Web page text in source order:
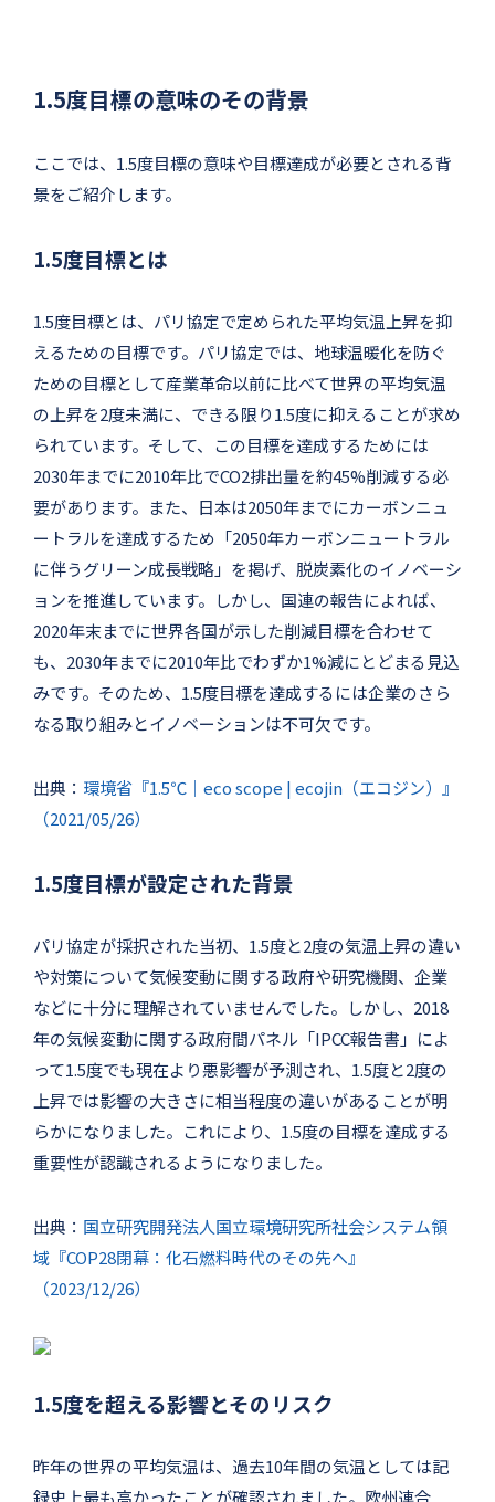
1.5度目標の意味のその背景
ここでは、1.5度目標の意味や目標達成が必要とされる背
景をご紹介します。
1.5度目標とは
1.5度目標とは、パリ協定で定められた平均気温上昇を抑
えるための目標です。パリ協定では、地球温暖化を防ぐ
ための目標として産業革命以前に比べて世界の平均気温
の上昇を2度未満に、できる限り1.5度に抑えることが求め
られています。そして、この目標を達成するためには
2030年までに2010年比でCO2排出量を約45%削減する必
要があります。また、日本は2050年までにカーボンニュ
ートラルを達成するため「2050年カーボンニュートラル
に伴うグリーン成長戦略」を掲げ、脱炭素化のイノベーシ
ョンを推進しています。しかし、国連の報告によれば、
2020年末までに世界各国が示した削減目標を合わせて
も、2030年までに2010年比でわずか1%減にとどまる見込
みです。そのため、1.5度目標を達成するには企業のさら
なる取り組みとイノベーションは不可欠です。
出典： 環境省『1.5℃｜eco scope | ecojin（エコジン）』
（2021/05/26）
1.5度目標が設定された背景
パリ協定が採択された当初、1.5度と2度の気温上昇の違い
や対策について気候変動に関する政府や研究機関、企業
などに十分に理解されていませんでした。しかし、2018
年の気候変動に関する政府間パネル「IPCC報告書」によ
って1.5度でも現在より悪影響が予測され、1.5度と2度の
上昇では影響の大きさに相当程度の違いがあることが明
らかになりました。これにより、1.5度の目標を達成する
重要性が認識されるようになりました。
出典： 国立研究開発法人国立環境研究所社会システム領
域『COP28閉幕：化石燃料時代のその先へ』
（2023/12/26）
1.5度を超える影響とそのリスク
昨年の世界の平均気温は、過去10年間の気温としては記
録史上最も高かったことが確認されました。欧州連合